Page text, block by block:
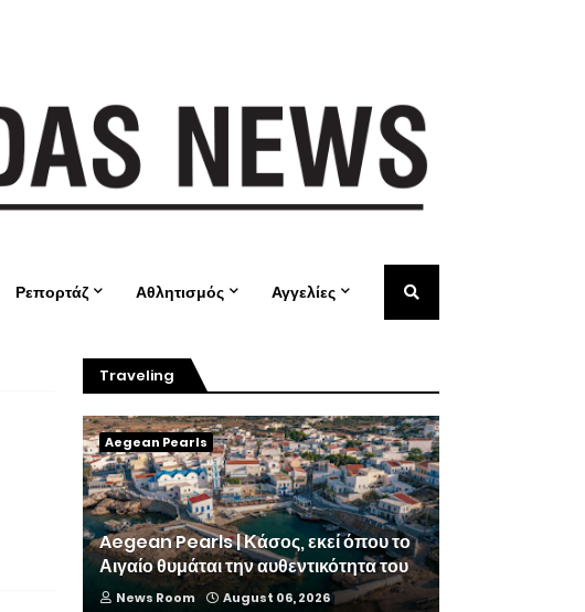
Ρεπορτάζ Αθλητισμός Αγγελίες
Traveling
Aegean Pearls
Aegean Pearls | Κάσος, εκεί όπου το
Αιγαίο θυμάται την αυθεντικότητα του
News Room August 06, 2026